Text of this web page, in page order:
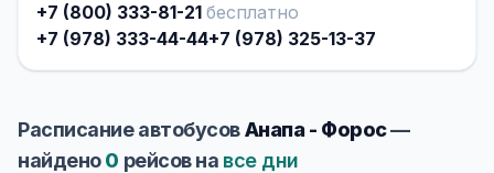
+7 (800) 333-81-21 бесплатно
+7 (978) 333-44-44+7 (978) 325-13-37
Расписание автобусовАнапа - Форос—
найдено0 рейсов на все дни